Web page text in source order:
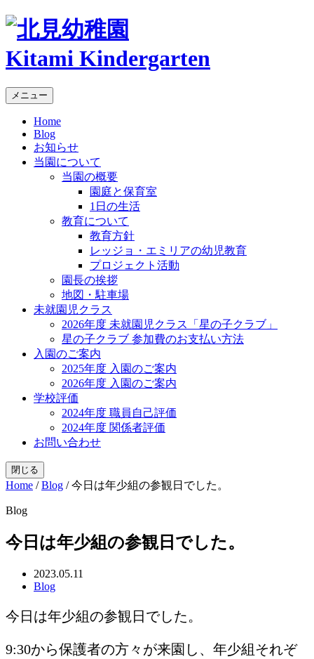
Kitami Kindergarten
メニュー
Home
Blog
お知らせ
当園について
当園の概要
園庭と保育室
1日の生活
教育について
教育方針
レッジョ・エミリアの幼児教育
プロジェクト活動
園長の挨拶
地図・駐車場
未就園児クラス
2026年度 未就園児クラス「星の子クラブ」
星の子クラブ 参加費のお支払い方法
入園のご案内
2025年度 入園のご案内
2026年度 入園のご案内
学校評価
2024年度 職員自己評価
2024年度 関係者評価
お問い合わせ
閉じる
Home /Blog /今日は年少組の参観日でした。
Blog
今日は年少組の参観日でした。
2023.05.11
Blog
今日は年少組の参観日でした。
9:30から保護者の方々が来園し、年少組それぞ